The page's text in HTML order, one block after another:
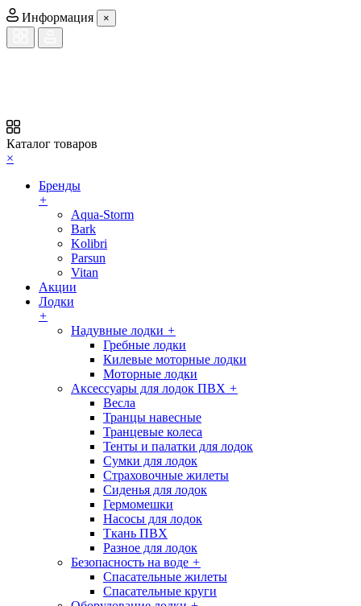
Информация ×
Каталог товаров
×
Бренды
+
Aqua-Storm
Bark
Kolibri
Parsun
Vitan
Акции
Лодки
+
Надувные лодки +
Гребные лодки
Килевые моторные лодки
Моторные лодки
Аксессуары для лодок ПВХ +
Весла
Транцы навесные
Транцевые колеса
Тенты и палатки для лодок
Сумки для лодок
Страховочные жилеты
Сиденья для лодок
Гермомешки
Насосы для лодок
Ткань ПВХ
Разное для лодок
Безопасность на воде +
Спасательные жилеты
Спасательные круги